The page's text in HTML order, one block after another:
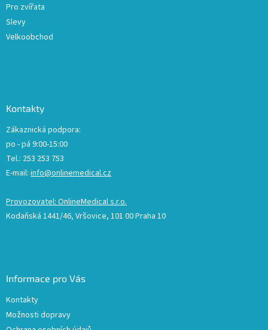
Pro zvířata
Slevy
Velkoobchod
Kontakty
Zákaznická podpora:
po - pá 9:00-15:00
Tel.: 253 253 753
E-mail: info@onlinemedical.cz
Provozovatel: OnlineMedical s.r.o.
Kodaňská 1441/46, Vršovice, 101 00 Praha 10
Informace pro Vás
Kontakty
Možnosti dopravy